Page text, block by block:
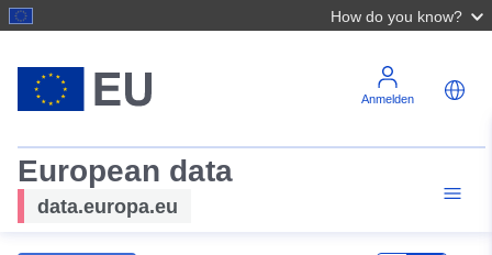
How do you know?
Anmelden
European data
data.europa.eu